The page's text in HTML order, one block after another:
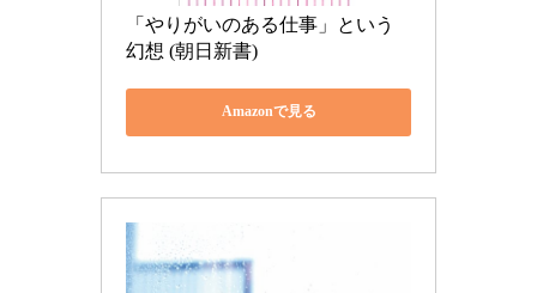
「やりがいのある仕事」という
幻想 (朝日新書)
Amazonで見る